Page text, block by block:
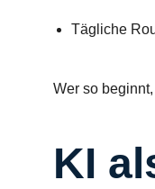
Tägliche
Wer so
KI